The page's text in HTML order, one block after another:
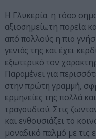
Η Γλυκερία, η τόσο
αξιοσημείωτη πορεία
από πολλούς η πιο
γενιάς της και έχει
εξωτερικό τον
Παραμένει για
στην πρώτη γραμμή,
ερμηνείες της πολλά
τραγουδιού. Στις
και ενθουσιάζει το
μοναδικό παλμό με τις